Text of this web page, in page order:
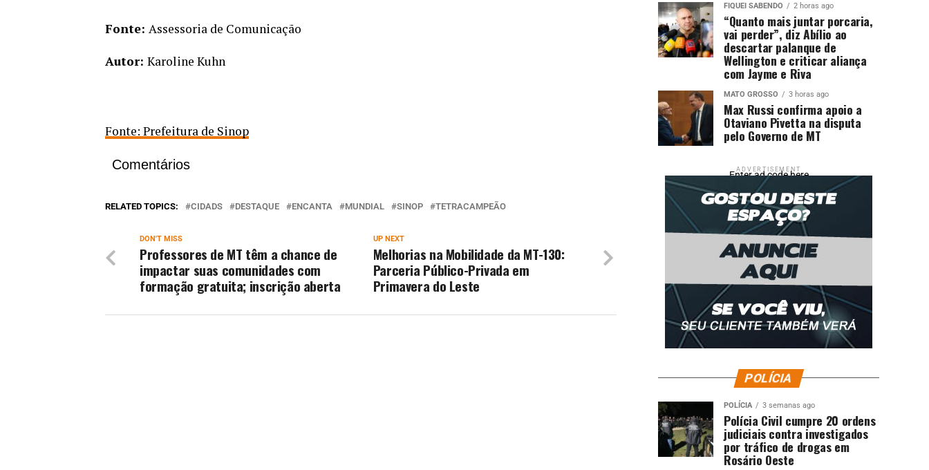
Fonte: Assessoria de Comunicação
Autor: Karoline Kuhn
Fonte: Prefeitura de Sinop
Comentários
RELATED TOPICS: CIDADS DESTAQUE ENCANTA MUNDIAL SINOP TETRACAMPEÃO
UP NEXT
Melhorias na Mobilidade da MT-130:
Parceria Público-Privada em
Primavera do Leste
DON'T MISS
Professores de MT têm a chance de
impactar suas comunidades com
formação gratuita; inscrição aberta
FIQUEI SABENDO 2 horas ago
“Quanto mais juntar porcaria,
vai perder”, diz Abílio ao
descartar palanque de
Wellington e criticar aliança
com Jayme e Riva
MATO GROSSO 3 horas ago
Max Russi confirma apoio a
Otaviano Pivetta na disputa
pelo Governo de MT
ADVERTISEMENT
Enter ad code here
POLÍCIA
POLÍCIA 3 semanas ago
Polícia Civil cumpre 20 ordens
judiciais contra investigados
por tráfico de drogas em
Rosário Oeste